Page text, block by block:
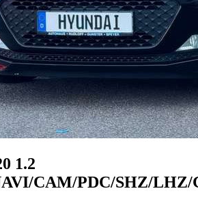
1.2
CAM/PDC/SHZ/